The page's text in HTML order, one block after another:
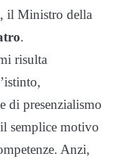
, il Ministro della
.
risulta
di presenzialismo
semplice motivo
Anzi,